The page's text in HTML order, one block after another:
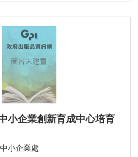
小企業創新育成中心培育
小企業處